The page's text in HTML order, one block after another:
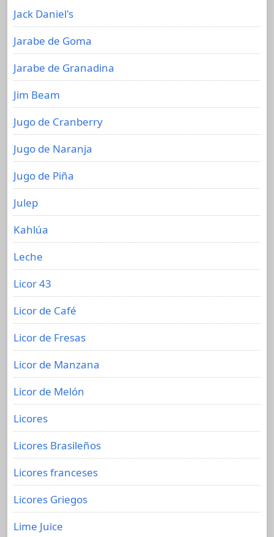
Jack Daniel's
Jarabe de Goma
Jarabe de Granadina
Jim Beam
Jugo de Cranberry
Jugo de Naranja
Jugo de Piña
Julep
Kahlúa
Leche
Licor 43
Licor de Café
Licor de Fresas
Licor de Manzana
Licor de Melón
Licores
Licores Brasileños
Licores franceses
Licores Griegos
Lime Juice